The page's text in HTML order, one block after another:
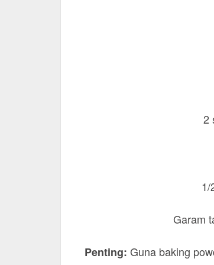
2
Garam
Penting: Guna baking